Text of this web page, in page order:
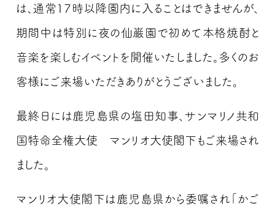
は、通常１７時以降園内に入ることはできませんが、
期間中は特別に夜の仙巌園で初めて本格焼酎と
音楽を楽しむイベントを開催いたしました。多くのお
客様にご来場いただきありがとうございました。
最終日には鹿児島県の塩田知事、サンマリノ共和
国特命全権大使 マンリオ大使閣下もご来場され
ました。
マンリオ大使閣下は鹿児島県から委嘱され「かご